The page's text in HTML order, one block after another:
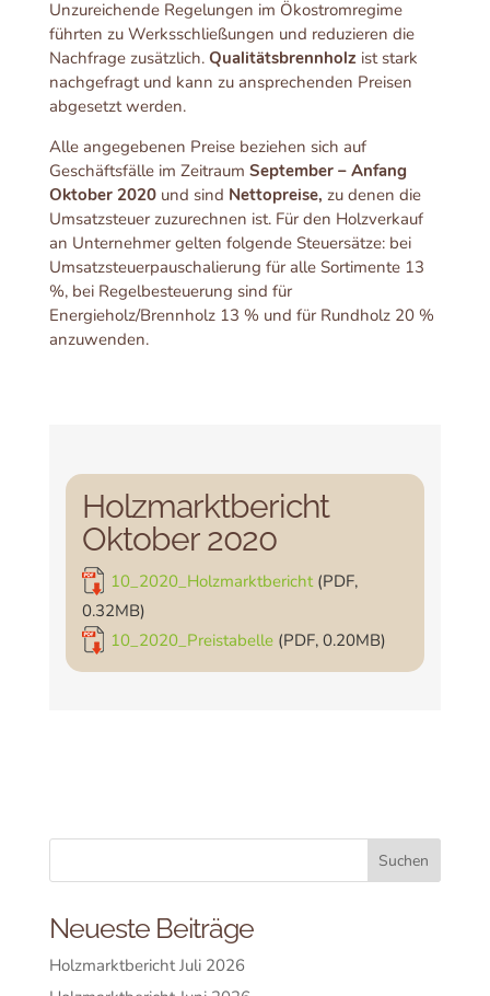
Unzureichende Regelungen im Ökostromregime
führten zu Werksschließungen und reduzieren die
Nachfrage zusätzlich. Qualitätsbrennholzist stark
nachgefragt und kann zu ansprechenden Preisen
abgesetzt werden.
Alle angegebenen Preise beziehen sich auf
Geschäftsfälle im Zeitraum September – Anfang
Oktober 2020und sind Nettopreise, zu denen die
Umsatzsteuer zuzurechnen ist. Für den Holzverkauf
an Unternehmer gelten folgende Steuersätze: bei
Umsatzsteuerpauschalierung für alle Sortimente 13
%, bei Regelbesteuerung sind für
Energieholz/Brennholz 13 % und für Rundholz 20 %
anzuwenden.
Holzmarktbericht
Oktober 2020
10_2020_Holzmarktbericht (PDF,
0.32MB)
10_2020_Preistabelle(PDF, 0.20MB)
Neueste Beiträge
Holzmarktbericht Juli 2026